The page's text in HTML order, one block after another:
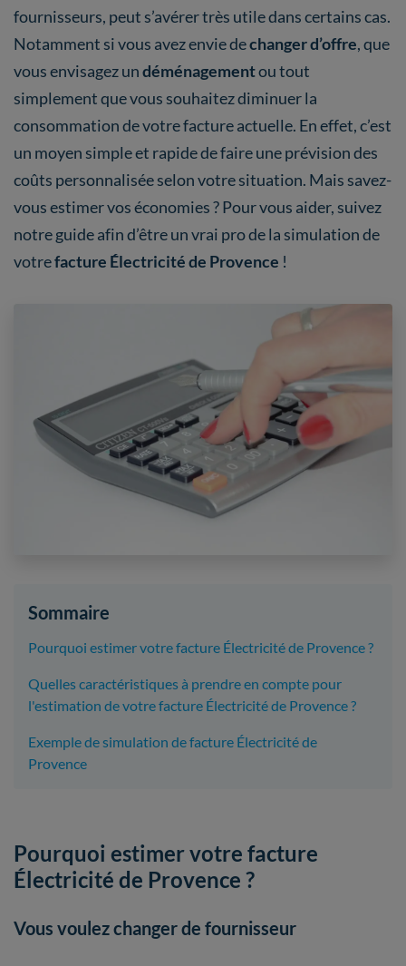
fournisseurs, peut s’avérer très utile dans certains cas.
Notamment si vous avez envie dechanger d’offre, que
vous envisagez undéménagementou tout
simplement que vous souhaitez diminuer la
consommation de votre facture actuelle. En effet, c’est
un moyen simple et rapide de faire une prévision des
coûts personnalisée selon votre situation. Mais savez-
vous estimer vos économies ? Pour vous aider, suivez
notre guide afin d’être un vrai pro de la simulation de
votrefacture Électricité de Provence !
Sommaire
Pourquoi estimer votre facture Électricité de Provence ?
Quelles caractéristiques à prendre en compte pour
l'estimation de votre facture Électricité de Provence ?
Exemple de simulation de facture Électricité de
Provence
Pourquoi estimer votre facture
Électricité de Provence ?
Vous voulez changer de fournisseur